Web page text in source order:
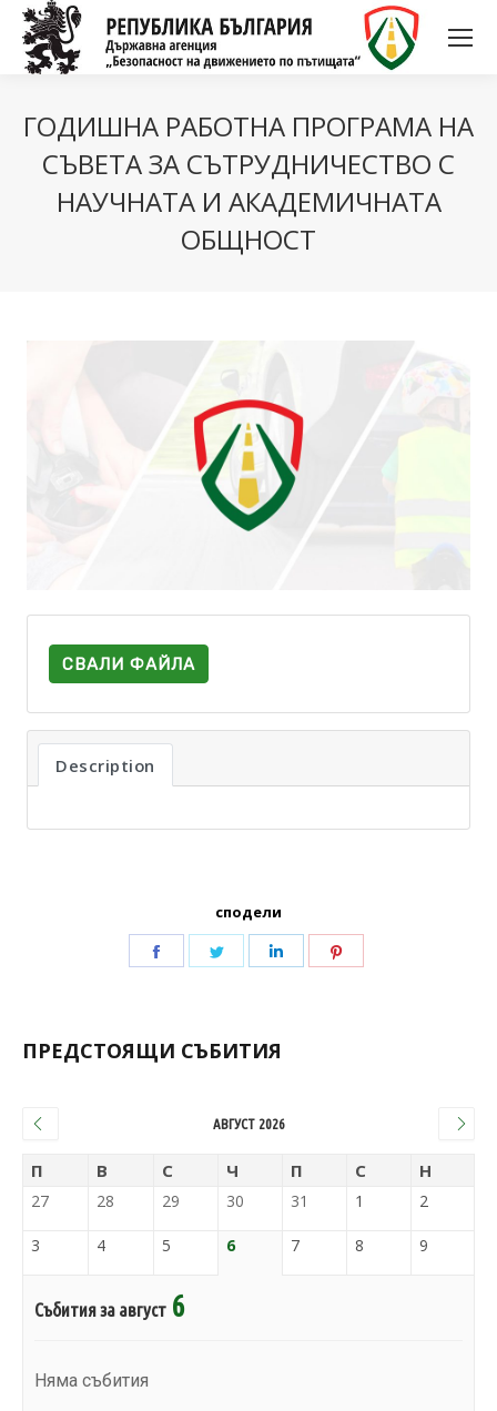
ГОДИШНА РАБОТНА ПРОГРАМА НА
СЪВЕТА ЗА СЪТРУДНИЧЕСТВО С
НАУЧНАТА И АКАДЕМИЧНАТА
ОБЩНОСТ
СВАЛИ ФАЙЛА
Description
сподели
ПРЕДСТОЯЩИ СЪБИТИЯ
АВГУСТ 2026
П В С Ч П С Н
27 28 29 30 31 1 2
3 4 5 6 7 8 9
Събития за август 6
Няма събития